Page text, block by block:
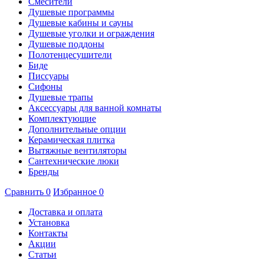
Душевые программы
Душевые кабины и сауны
Душевые уголки и ограждения
Душевые поддоны
Полотенцесушители
Биде
Писсуары
Сифоны
Душевые трапы
Аксессуары для ванной комнаты
Комплектующие
Дополнительные опции
Керамическая плитка
Вытяжные вентиляторы
Сантехнические люки
Бренды
Сравнить 0 Избранное 0
Доставка и оплата
Установка
Контакты
Акции
Статьи